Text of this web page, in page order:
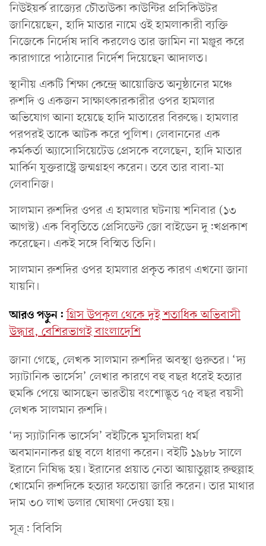
নিউইয়র্ক রাজ্যের চৌতাউকা কাউন্টির প্রসিকিউটর
জানিয়েছেন, হাদি মাতার নামে ওই হামলাকারী ব্যক্তি
নিজেকে নির্দোষ দাবি করলেও তার জামিন না মঞ্জুর করে
কারাগারে পাঠানোর নির্দেশ দিয়েছেন আদালত।
স্থানীয় একটি শিক্ষা কেন্দ্রে আয়োজিত অনুষ্ঠানের মঞ্চে
রুশদি ও একজন সাক্ষাৎকারকারীর ওপর হামলার
অভিযোগ আনা হয়েছে হাদি মাতারের বিরুদ্ধে। হামলার
পরপরই তাকে আটক করে পুলিশ। লেবাননের এক
কর্মকর্তা অ্যাসোসিয়েটেড প্রেসকে বলেছেন, হাদি মাতার
মার্কিন যুক্তরাষ্ট্রে জন্মগ্রহণ করেন। তবে তার বাবা-মা
লেবানিজ।
সালমান রুশদির ওপর এ হামলার ঘটনায় শনিবার (১৩
আগস্ট) এক বিবৃতিতে প্রেসিডেন্ট জো বাইডেন দু:খপ্রকাশ
করেছেন। একই সঙ্গে বিস্মিত তিনি।
সালমান রুশদির ওপর হামলার প্রকৃত কারণ এখনো জানা
যায়নি।
আরও পড়ুন: গ্রিস উপকূল থেকে দুই শতাধিক অভিবাসী
উদ্ধার, বেশিরভাগই বাংলাদেশি
জানা গেছে, লেখক সালমান রুশদির অবস্থা গুরুতর। ‘দ্য
স্যাটানিক ভার্সেস’ লেখার কারণে বহু বছর ধরেই হত্যার
হুমকি পেয়ে আসছেন ভারতীয় বংশোদ্ভূত ৭৫ বছর বয়সী
লেখক সালমান রুশদি।
‘দ্য স্যাটানিক ভার্সেস’ বইটিকে মুসলিমরা ধর্ম
অবমাননাকর গ্রন্থ বলে ধারণা করেন। বইটি ১৯৮৮ সালে
ইরানে নিষিদ্ধ হয়। ইরানের প্রয়াত নেতা আয়াতুল্লাহ রুহুল্লাহ
খোমেনি রুশদিকে হত্যার ফতোয়া জারি করেন। তার মাথার
দাম ৩০ লাখ ডলার ঘোষণা দেওয়া হয়।
সূত্র: বিবিসি